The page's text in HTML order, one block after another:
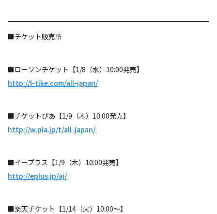
■チケット販売所
■ローソンチケット【1/8（水）10:00発売】
http://l-tike.com/all-japan/
■チケットぴあ【1/9（木）10:00発売】
http://w.pia.jp/t/all-japan/
■イープラス【1/9（木）10:00発売】
http://eplus.jp/aj/
■楽天チケット【1/14（火）10:00～】